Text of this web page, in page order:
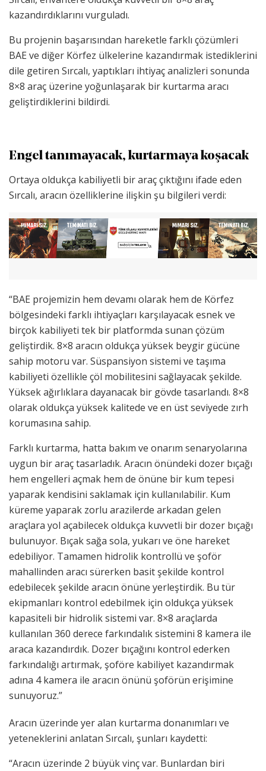
kazandırdıklarını vurguladı.
Bu projenin başarısından hareketle farklı çözümleri
BAE ve diğer Körfez ülkelerine kazandırmak istediklerini
dile getiren Sırcalı, yaptıkları ihtiyaç analizleri sonunda
8×8 araç üzerine yoğunlaşarak bir kurtarma aracı
geliştirdiklerini bildirdi.
Engel tanımayacak, kurtarmaya koşacak
Ortaya oldukça kabiliyetli bir araç çıktığını ifade eden
Sırcalı, aracın özelliklerine ilişkin şu bilgileri verdi:
“BAE projemizin hem devamı olarak hem de Körfez
bölgesindeki farklı ihtiyaçları karşılayacak esnek ve
birçok kabiliyeti tek bir platformda sunan çözüm
geliştirdik. 8×8 aracın oldukça yüksek beygir gücüne
sahip motoru var. Süspansiyon sistemi ve taşıma
kabiliyeti özellikle çöl mobilitesini sağlayacak şekilde.
Yüksek ağırlıklara dayanacak bir gövde tasarlandı. 8×8
olarak oldukça yüksek kalitede ve en üst seviyede zırh
korumasına sahip.
Farklı kurtarma, hatta bakım ve onarım senaryolarına
uygun bir araç tasarladık. Aracın önündeki dozer bıçağı
hem engelleri açmak hem de önüne bir kum tepesi
yaparak kendisini saklamak için kullanılabilir. Kum
küreme yaparak zorlu arazilerde arkadan gelen
araçlara yol açabilecek oldukça kuvvetli bir dozer bıçağı
bulunuyor. Bıçak sağa sola, yukarı ve öne hareket
edebiliyor. Tamamen hidrolik kontrollü ve şoför
mahallinden aracı sürerken basit şekilde kontrol
edebilecek şekilde aracın önüne yerleştirdik. Bu tür
ekipmanları kontrol edebilmek için oldukça yüksek
kapasiteli bir hidrolik sistemi var. 8×8 araçlarda
kullanılan 360 derece farkındalık sistemini 8 kamera ile
araca kazandırdık. Dozer bıçağını kontrol ederken
farkındalığı artırmak, şoföre kabiliyet kazandırmak
adına 4 kamera ile aracın önünü şoförün erişimine
sunuyoruz.”
Aracın üzerinde yer alan kurtarma donanımları ve
yeteneklerini anlatan Sırcalı, şunları kaydetti:
“Aracın üzerinde 2 büyük vinç var. Bunlardan biri